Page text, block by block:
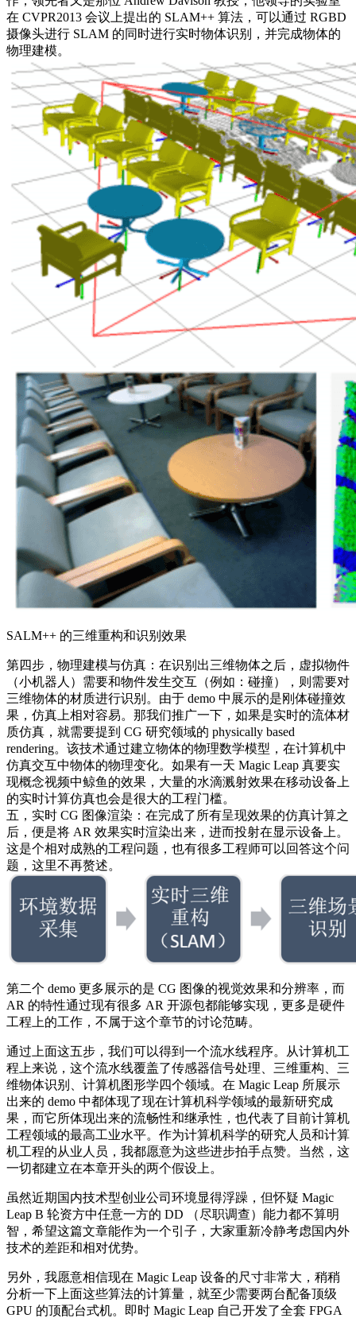
在 CVPR2013 会议上提出的 SLAM++ 算法，可以通过 RGBD
摄像头进行 SLAM 的同时进行实时物体识别，并完成物体的
物理建模。
SALM++ 的三维重构和识别效果
第四步，物理建模与仿真：在识别出三维物体之后，虚拟物件
（小机器人）需要和物件发生交互（例如：碰撞），则需要对
三维物体的材质进行识别。由于 demo 中展示的是刚体碰撞效
果，仿真上相对容易。那我们推广一下，如果是实时的流体材
质仿真，就需要提到 CG 研究领域的 physically based
rendering。该技术通过建立物体的物理数学模型，在计算机中
仿真交互中物体的物理变化。如果有一天 Magic Leap 真要实
现概念视频中鲸鱼的效果，大量的水滴溅射效果在移动设备上
的实时计算仿真也会是很大的工程门槛。
五，实时 CG 图像渲染：在完成了所有呈现效果的仿真计算之
后，便是将 AR 效果实时渲染出来，进而投射在显示设备上。
这是个相对成熟的工程问题，也有很多工程师可以回答这个问
题，这里不再赘述。
第二个 demo 更多展示的是 CG 图像的视觉效果和分辨率，而
AR 的特性通过现有很多 AR 开源包都能够实现，更多是硬件
工程上的工作，不属于这个章节的讨论范畴。
通过上面这五步，我们可以得到一个流水线程序。从计算机工
程上来说，这个流水线覆盖了传感器信号处理、三维重构、三
维物体识别、计算机图形学四个领域。在 Magic Leap 所展示
出来的 demo 中都体现了现在计算机科学领域的最新研究成
果，而它所体现出来的流畅性和继承性，也代表了目前计算机
工程领域的最高工业水平。作为计算机科学的研究人员和计算
机工程的从业人员，我都愿意为这些进步拍手点赞。当然，这
一切都建立在本章开头的两个假设上。
虽然近期国内技术型创业公司环境显得浮躁，但怀疑 Magic
Leap B 轮资方中任意一方的 DD （尽职调查）能力都不算明
智，希望这篇文章能作为一个引子，大家重新冷静考虑国内外
技术的差距和相对优势。
另外，我愿意相信现在 Magic Leap 设备的尺寸非常大，稍稍
分析一下上面这些算法的计算量，就至少需要两台配备顶级
GPU 的顶配台式机。即时 Magic Leap 自己开发了全套 FPGA